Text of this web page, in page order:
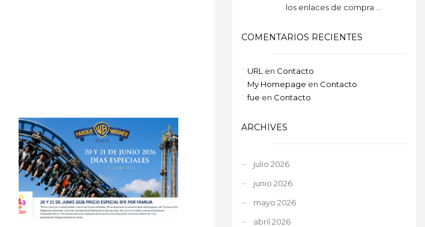
los enlaces de compra ...
COMENTARIOS RECIENTES
URL en Contacto
My Homepage en Contacto
fue en Contacto
ARCHIVES
julio 2026
junio 2026
mayo 2026
abril 2026